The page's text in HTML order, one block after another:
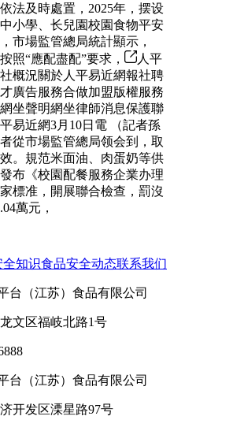
法及時處置，2025年，摆设
小學、长兒園校園食物平安
市場監管總局統計顯示，
照“應配盡配”要求，
人平
概況關於人平易近網報社聘
廣告服務合做加盟版權服務
坐聲明網坐律師消息保護聯
易近網3月10日電 （記者孫
從市場監管總局领会到，取
。規范米面油、肉蛋奶等供
布《校園配餐服務企業办理
標准，開展聯合檢查，罰沒
萬元，
知识食品安全动态联系我们
台（江苏）食品有限公司
文区福岐北路1号
台（江苏）食品有限公司
开发区溧星路97号